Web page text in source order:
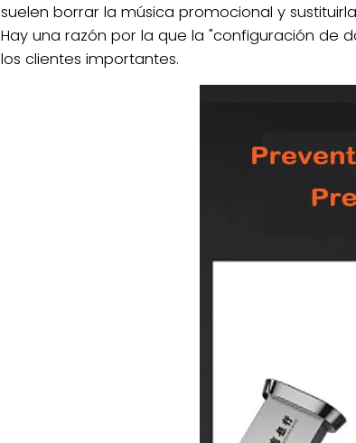
suelen borrar la música promocional y
Hay una razón por la que la "configuración de
los clientes importantes.